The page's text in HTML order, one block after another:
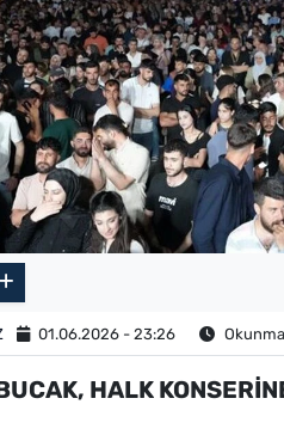
01.06.2026 - 23:26
HALK